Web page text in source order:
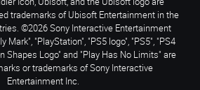
trademarks of Ubisoft Entertainment in the
©2026 Sony Interactive Entertainment
Mark", "PlayStation", "PS5 logo", "PS5", "PS4
Shapes Logo" and "Play Has No Limits" are
or trademarks of Sony Interactive
Entertainment Inc.